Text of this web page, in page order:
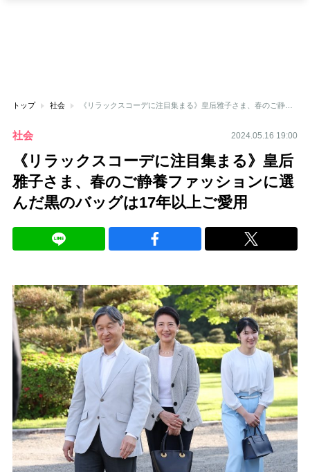
トップ 社会 《リラックスコーデに注目集まる》皇后雅子さま、春のご静養ファッションに選んだ黒のバッグは17年以上ご愛用
社会 2024.05.16 19:00
《リラックスコーデに注目集まる》皇后
雅子さま、春のご静養ファッションに選
んだ黒のバッグは17年以上ご愛用